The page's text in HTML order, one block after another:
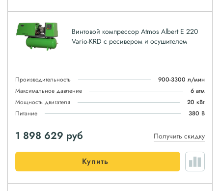
Винтовой компрессор Atmos Albert E 220
Vario-KRD с ресивером и осушителем
Производительность
900-3300 л/мин
Максимальное давление
6 атм
Мощность двигателя
20 кВт
Питание
380 В
1 898 629 руб Получить скидку
Купить